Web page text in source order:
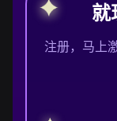
就
注册，马上